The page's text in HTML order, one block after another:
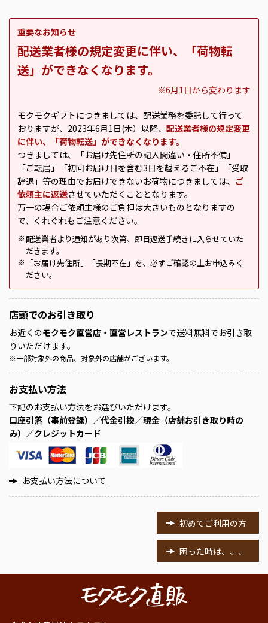
重要なお知らせ
配送業者様の規定変更に伴い、「荷物転
送」ができなくなります。
※6月1日から変わります
モクモクギフトにつきましては、配送業務を委託して行って
おりますが、2023年6月1日(木）以降、 配送業者様の規定変更
に伴い、「荷物転送」ができなくなります。
つきましては、「お届け先住所の記入間違い・住所不備」
「ご転居」「初回お届け日を含む3日を越えるご不在」「受取
辞退」等の理由でお届けできないお荷物につきましては、 ご
依頼主に返送させていただくこととなります。
万一の場合ご依頼主様のご負担は大きいものとなりますの
で、くれぐれもご注意ください。
※ 配送業者より通知があり次第、即日返送手続きに入らせていた
だきます。
※
「お届け先住所」「長期不在」を、必ずご確認の上お申込みく
ださい。
店頭でのお引き取り
お近くのモクモク直営店・直営レストランで送料無料でお引き取
りいただけます。
※一部対象外の商品、対象外の店舗がございます。
お支払い方法
下記のお支払い方法をお選びいただけます。
口座引落（事前登録）／代金引換／現金（店舗お引き取り時の
み）／クレジットカード
お支払い方法について
初めてご利用の方
困った時は、、、